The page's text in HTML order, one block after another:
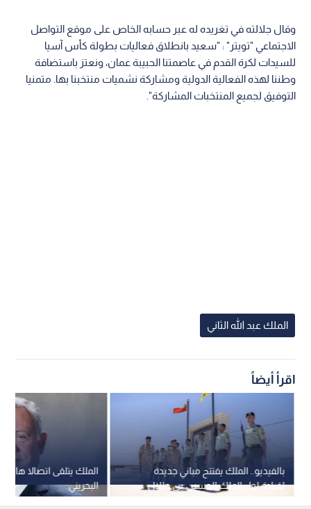
وقال جلالته في تغريده له عبر حسابه الخاص على موقع التواصل
الاجتماعي "تويتر" : "سعيد بانطلاق فعاليات بطولة كأس آسيا
للسيدات لكرة القدم في عاصمتنا الحبيبة عمان، ونعتز باستضافة
وطننا لهذه الفعالية الدولية ومشاركة نشميات منتخبنا بها. متمنيا
التوفيق لجميع المنتخبات المشاركة".
الملك عبد الله الثاني
اقرأ أيضاً
الملك يتلقى اتصالا
البحريني
بالفيديو.. الملك يفتتح مباني جديدة
لقيادة لواء الملك الحسين بن طلال
المدرع الملكي 40